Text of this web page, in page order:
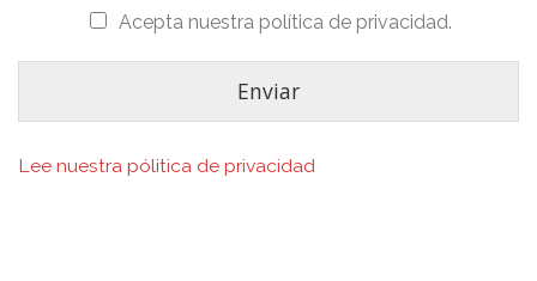
Acepta nuestra política de privacidad.
Enviar
Lee nuestra pólitica de privacidad